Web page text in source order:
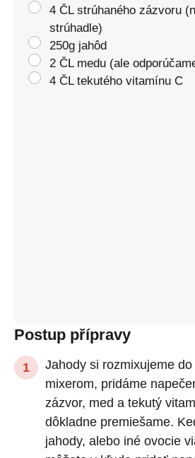
4 ČL strúhaného zázvoru
strúhadle)
250g jahôd
2 ČL medu (ale
4 ČL tekutého vitamínu C
Postup přípravy
Jahody si rozmixujeme
mixerom, pridáme
zázvor, med a tekutý
dôkladne premiešame.
jahody, alebo iné ovocie